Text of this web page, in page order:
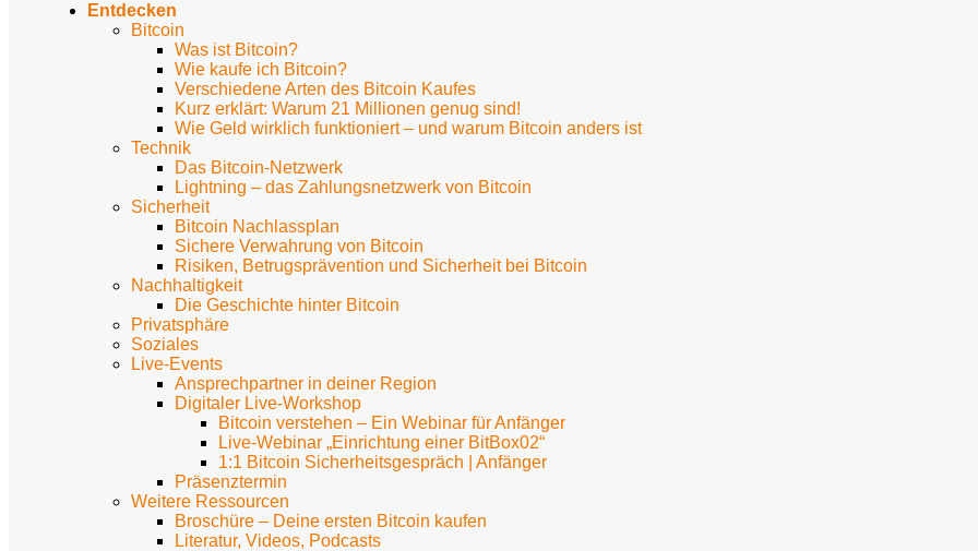
Entdecken
Bitcoin
Was ist Bitcoin?
Wie kaufe ich Bitcoin?
Verschiedene Arten des Bitcoin Kaufes
Kurz erklärt: Warum 21 Millionen genug sind!
Wie Geld wirklich funktioniert – und warum Bitcoin anders ist
Technik
Das Bitcoin-Netzwerk
Lightning – das Zahlungsnetzwerk von Bitcoin
Sicherheit
Bitcoin Nachlassplan
Sichere Verwahrung von Bitcoin
Risiken, Betrugsprävention und Sicherheit bei Bitcoin
Nachhaltigkeit
Die Geschichte hinter Bitcoin
Privatsphäre
Soziales
Live-Events
Ansprechpartner in deiner Region
Digitaler Live-Workshop
Bitcoin verstehen – Ein Webinar für Anfänger
Live-Webinar „Einrichtung einer BitBox02“
1:1 Bitcoin Sicherheitsgespräch | Anfänger
Präsenztermin
Weitere Ressourcen
Broschüre – Deine ersten Bitcoin kaufen
Literatur, Videos, Podcasts